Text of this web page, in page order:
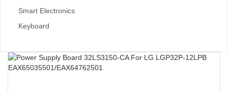
Smart Electronics
Keyboard